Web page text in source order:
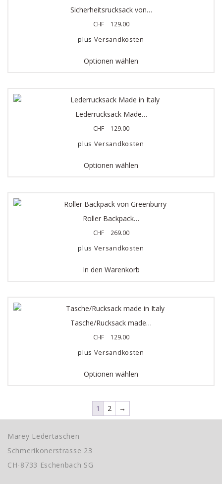
Sicherheitsrucksack von…
CHF
129.00
plus Versandkosten
Optionen wählen
Lederrucksack Made…
CHF
129.00
plus Versandkosten
Optionen wählen
Roller Backpack…
CHF
269.00
plus Versandkosten
In den Warenkorb
Tasche/Rucksack made…
CHF
129.00
plus Versandkosten
Optionen wählen
1 2 →
Marey Ledertaschen
Schmerikonerstrasse 23
CH-8733 Eschenbach SG